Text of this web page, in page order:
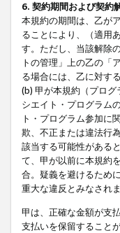
6. 契約期間および契約
本規約の期間は、乙が
ることにより、（適用
す。ただし、当該解除
トの管理」上の乙の「
る場合には、乙に対す
(b) 甲が本規約（プロ
シエイト・プログラム
ト・プログラム参加に
欺、不正または違法行
該当する可能性がある
て、甲が以前に本規約
合。疑義を避けるため
重大な違反とみなされま
甲は、正確な金額が支
支払いを保留すること